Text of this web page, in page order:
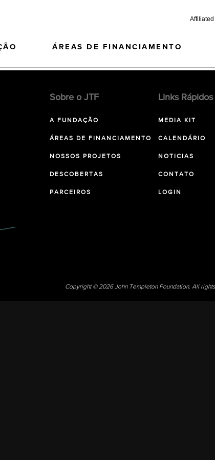
ÁREAS DE FINANCIAMENTO
Sobre o JTF
A FUNDAÇÃO
ÁREAS DE FINANCIAMENTO
NOSSOS PROJETOS
DESCOBERTAS
PARCEIROS
Links Rápidos
MEDIA KIT
CALENDÁRIO
NOTICIAS
CONTATO
LOGIN
Copyright © 2026 John Templeton Foundation. All